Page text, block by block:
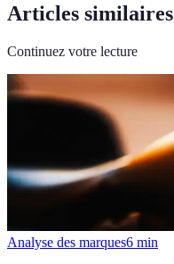
Articles similaires
Continuez votre lecture
Analyse des marques6 min